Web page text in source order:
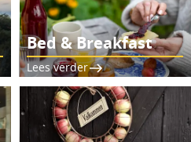
Bed & Breakfast
Lees verder